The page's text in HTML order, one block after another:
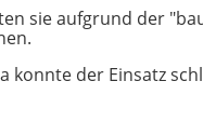
sie aufgrund der
der Einsatz